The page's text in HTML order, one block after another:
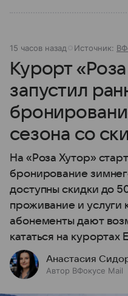
15 часов назад Источник:
Курорт
запустил
сезона со
На «Роза Хутор»
бронирование
доступны скидки до
проживание и услуги
абонементы дают
кататься на курортах
Анастасия
Автор ВФокусе Mail